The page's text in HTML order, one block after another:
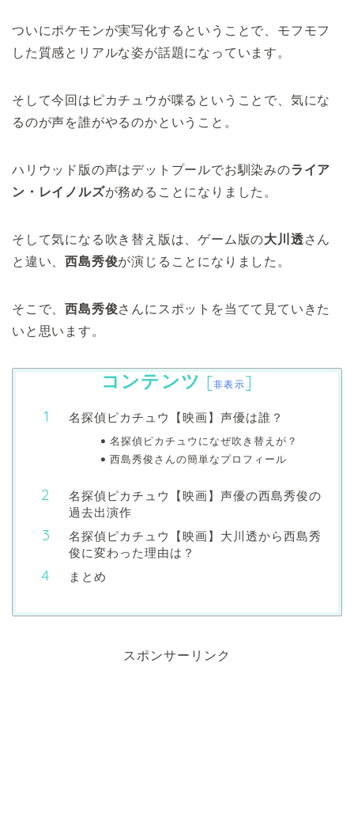
ついにポケモンが実写化するということで、モフモフ
した質感とリアルな姿が話題になっています。
そして今回はピカチュウが喋るということで、気にな
るのが声を誰がやるのかということ。
ハリウッド版の声はデットプールでお馴染みのライア
ン・レイノルズが務めることになりました。
そして気になる吹き替え版は、ゲーム版の大川透さん
と違い、西島秀俊が演じることになりました。
そこで、西島秀俊さんにスポットを当てて見ていきた
いと思います。
コンテンツ [非表示]
名探偵ピカチュウ【映画】声優は誰？
名探偵ピカチュウになぜ吹き替えが？
西島秀俊さんの簡単なプロフィール
名探偵ピカチュウ【映画】声優の西島秀俊の
過去出演作
名探偵ピカチュウ【映画】大川透から西島秀
俊に変わった理由は？
まとめ
スポンサーリンク